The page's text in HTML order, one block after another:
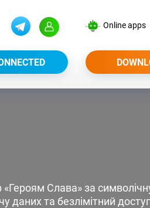
Online apps
Слава» за
даних та безлімітний